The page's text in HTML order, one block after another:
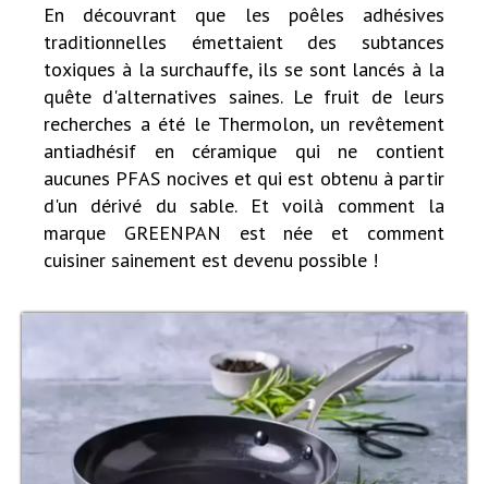
En découvrant que les poêles adhésives
traditionnelles émettaient des subtances
toxiques à la surchauffe, ils se sont lancés à la
quête d'alternatives saines. Le fruit de leurs
recherches a été le Thermolon, un revêtement
antiadhésif en céramique qui ne contient
aucunes PFAS nocives et qui est obtenu à partir
d'un dérivé du sable. Et voilà comment la
marque GREENPAN est née et comment
cuisiner sainement est devenu possible !